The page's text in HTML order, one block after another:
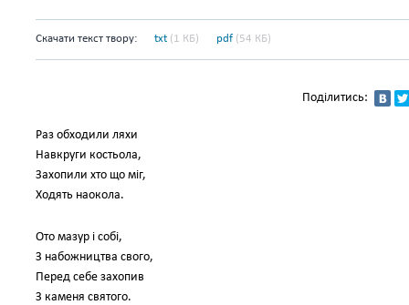
Скачати текст твору: txt (1 КБ) pdf (54 КБ)
Поділитись:
Раз обходили ляхи
Навкруги костьола,
Захопили хто що міг,
Ходять наокола.
Ото мазур і собі,
З набожництва свого,
Перед себе захопив
З каменя святого.